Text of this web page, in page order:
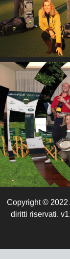
Copyright © 2022
diritti riservati.